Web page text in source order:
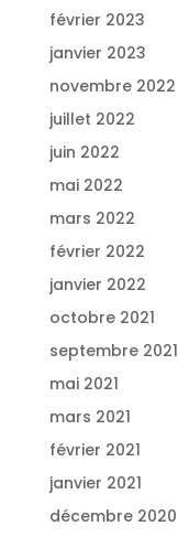
février 2023
janvier 2023
novembre 2022
juillet 2022
juin 2022
mai 2022
mars 2022
février 2022
janvier 2022
octobre 2021
septembre 2021
mai 2021
mars 2021
février 2021
janvier 2021
décembre 2020